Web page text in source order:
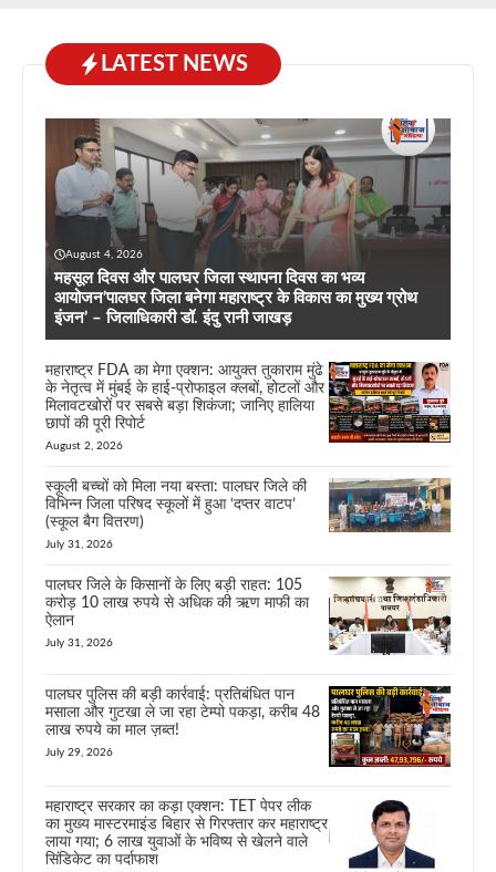
LATEST NEWS
August 4, 2026
महसूल दिवस और पालघर जिला स्थापना दिवस का भव्य
आयोजन’पालघर जिला बनेगा महाराष्ट्र के विकास का मुख्य ग्रोथ
इंजन’ – जिलाधिकारी डॉ. इंदु रानी जाखड़
महाराष्ट्र FDA का मेगा एक्शन: आयुक्त तुकाराम मुंढे
के नेतृत्व में मुंबई के हाई-प्रोफाइल क्लबों, होटलों और
मिलावटखोरों पर सबसे बड़ा शिकंजा; जानिए हालिया
छापों की पूरी रिपोर्ट
August 2, 2026
स्कूली बच्चों को मिला नया बस्ता: पालघर जिले की
विभिन्न जिला परिषद स्कूलों में हुआ ‘दप्तर वाटप’
(स्कूल बैग वितरण)
July 31, 2026
पालघर जिले के किसानों के लिए बड़ी राहत: 105
करोड़ 10 लाख रुपये से अधिक की ऋण माफी का
ऐलान
July 31, 2026
पालघर पुलिस की बड़ी कार्रवाई: प्रतिबंधित पान
मसाला और गुटखा ले जा रहा टेम्पो पकड़ा, करीब 48
लाख रुपये का माल ज़ब्त!
July 29, 2026
महाराष्ट्र सरकार का कड़ा एक्शन: TET पेपर लीक
का मुख्य मास्टरमाइंड बिहार से गिरफ्तार कर महाराष्ट्र
लाया गया; 6 लाख युवाओं के भविष्य से खेलने वाले
सिंडिकेट का पर्दाफाश